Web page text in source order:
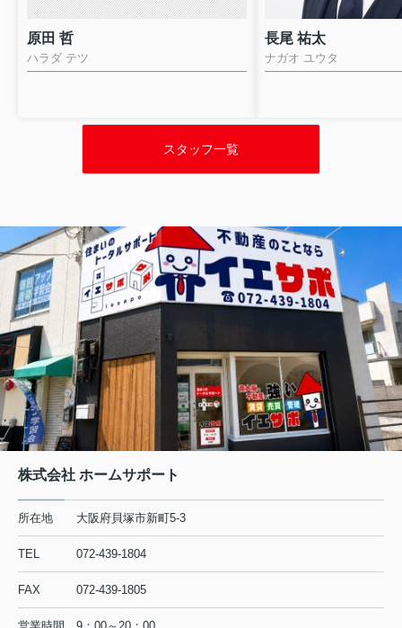
原田 哲
ハラダ テツ
長尾 祐太
ナガオ ユウタ
スタッフ一覧
株式会社 ホームサポート
所在地 大阪府貝塚市新町5-3
TEL 072-439-1804
FAX 072-439-1805